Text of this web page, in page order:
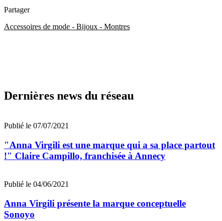
Partager
Accessoires de mode - Bijoux - Montres
Dernières news du réseau
Publié le 07/07/2021
"Anna Virgili est une marque qui a sa place partout
!" Claire Campillo, franchisée à Annecy
Publié le 04/06/2021
Anna Virgili présente la marque conceptuelle
Sonoyo